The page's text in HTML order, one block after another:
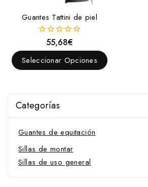
Guantes Tattini de piel
fuera
de
55,68€
Seleccionar Opciones
Categorías
Guantes de equitación
Sillas de montar
Sillas de uso general